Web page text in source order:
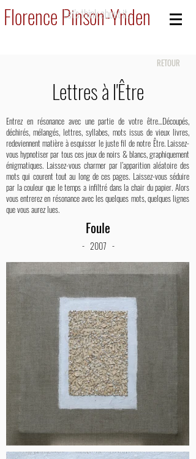
Florence Pinson-Ynden
Let's think about it...
Lettres à l'Être
RETOUR
Entrez en résonance avec une partie de votre être…Découpés,
déchirés, mélangés, lettres, syllabes, mots issus de vieux livres,
redeviennent matière à esquisser le juste fil de notre Être. Laissez-
vous hypnotiser par tous ces jeux de noirs & blancs, graphiquement
énigmatiques. Laissez-vous charmer par l’apparition aléatoire des
mots qui courent tout au long de ces pages. Laissez-vous séduire
par la couleur que le temps a infiltré dans la chair du papier. Alors
vous entrerez en résonance avec les quelques mots, quelques lignes
que vous aurez lues.
Foule
- 2007 -